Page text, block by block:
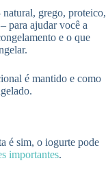
grego, proteico,
para ajudar você a
e o que
é mantido e como
é sim, o iogurte pode
importantes.